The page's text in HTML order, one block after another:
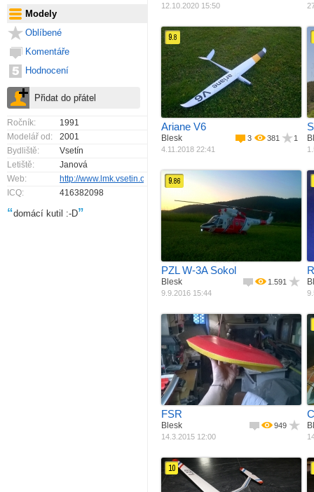
Modely
Oblíbené
Komentáře
Hodnocení
Ročník:
1991
Modelář od:
2001
Bydliště:
Vsetín
Letiště:
Janová
Web:
http://www.lmk.vsetin.org
ICQ:
416382098
“domácí kutil :-D”
12.10.2020 15:50
Jak postaveno
Již hotový model
Materiál
Celokompozit
Pohon
Elektro motor
Rozpětí
1660 mm
Váha
1300 g
9.8
Ariane V6
3 381 1
Blesk
4.11.2018 22:41
Jak postaveno
Vlastní konstrukce
Materiál
Laminát
Elektro motor
Průměr rotoru
1390 mm
5500 g
9.86
PZL W-3A Sokol
1.591
Blesk
9.9.2016 15:44
Jak postaveno
Vlastní konstrukce
Materiál
Laminát + balza
Pohon
Elektromotor
Délka
495 mm
FSR
949
Blesk
14.3.2015 12:00
10